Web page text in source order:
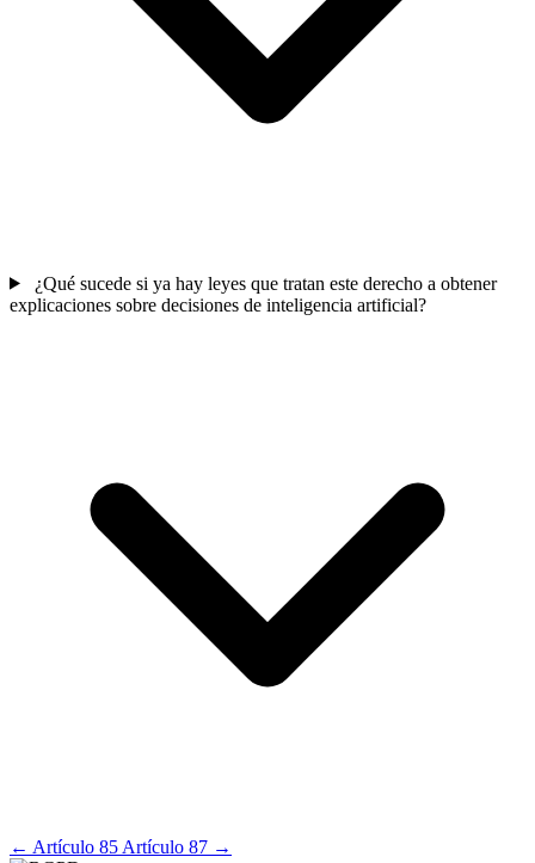
¿Qué sucede si ya hay leyes que tratan este derecho a obtener
explicaciones sobre decisiones de inteligencia artificial?
← Artículo 85 Artículo 87 →